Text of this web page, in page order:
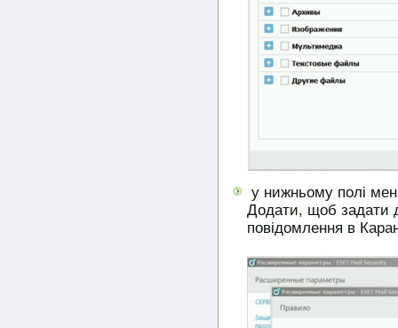
у нижньому полі
Додати, щоб задати
повідомлення в